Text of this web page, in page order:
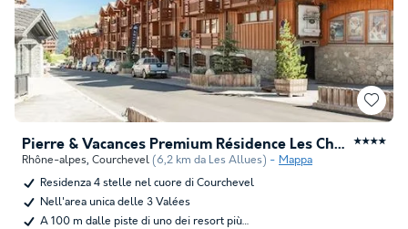
Pierre & Vacances Premium Résidence Les Chalets du Forum ★★★★
Rhône-alpes, Courchevel (6,2 km da Les Allues)
Mappa
Residenza 4 stelle nel cuore di Courchevel
Nell'area unica delle 3 Valées
A 100 m dalle piste di uno dei resort più…